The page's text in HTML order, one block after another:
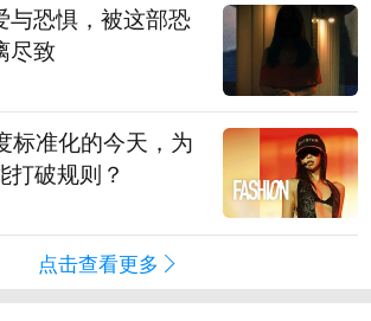
与恐惧，被这部恐
尽致
标准化的今天，为
破规则？
点击查看更多